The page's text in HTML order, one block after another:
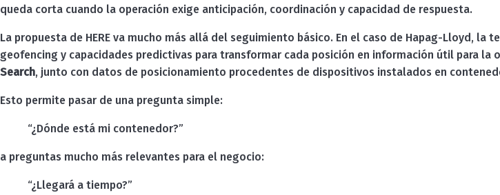
queda corta cuando la operación exige anticipación, coordinación y capacidad de respuesta.
La propuesta de HERE va mucho más allá del seguimiento básico. En el caso de Hapag-Lloyd,
geofencing y capacidades predictivas para transformar cada posición en información útil para la
Search, junto con datos de posicionamiento procedentes de dispositivos instalados en
Esto permite pasar de una pregunta simple:
“¿Dónde está mi contenedor?”
a preguntas mucho más relevantes para el negocio:
“¿Llegará a tiempo?”